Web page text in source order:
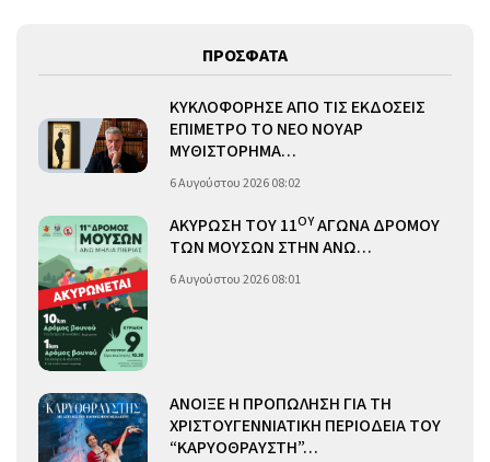
ΠΡΟΣΦΑΤΑ
ΚΥΚΛΟΦΟΡΗΣΕ ΑΠΟ ΤΙΣ ΕΚΔΟΣΕΙΣ
ΕΠΙΜΕΤΡΟ ΤΟ ΝΕΟ ΝΟΥΑΡ
ΜΥΘΙΣΤΟΡΗΜΑ…
6 Αυγούστου 2026 08:02
ΑΚΥΡΩΣΗ ΤΟΥ 11ΟΥΑΓΩΝΑ ΔΡΟΜΟΥ
ΤΩΝ ΜΟΥΣΩΝ ΣΤΗΝ ΑΝΩ…
6 Αυγούστου 2026 08:01
ΑΝΟΙΞΕ Η ΠΡΟΠΩΛΗΣΗ ΓΙΑ ΤΗ
ΧΡΙΣΤΟΥΓΕΝΝΙΑΤΙΚΗ ΠΕΡΙΟΔΕΙΑ ΤΟΥ
“ΚΑΡΥΟΘΡΑΥΣΤΗ”…